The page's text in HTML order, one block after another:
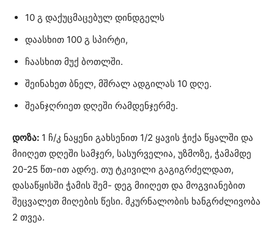
10 გ დაქუცმაცებულ დინდგელს
დაასხით 100 გ სპირტი,
ჩაასხით მუქ ბოთლში.
შეინახეთ ბნელ, მშრალ ადგილას 10 დღე.
შეანჯღრიეთ დღეში რამდენჯერმე.
დოზა: 1 ჩ/კ ნაყენი გახსენით 1/2 ყავის ჭიქა წყალში და
მიიღეთ დღეში სამჯერ, სასურველია, უზმოზე, ჭამამდე
20-25 წთ-ით ადრე. თუ ტკივილი გაგიგრძელდათ,
დასაწყისში ჭამის შემ- დეგ მიიღეთ და მოგვიანებით
შეცვალეთ მიღების წესი. მკურნალობის ხანგრძლივობა
2 თვეა.